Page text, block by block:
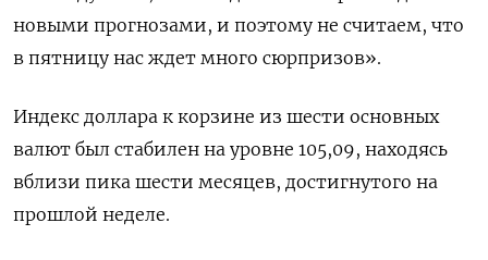
новыми прогнозами, и поэтому не считаем, что
в пятницу нас ждет много сюрпризов».
Индекс доллара к корзине из шести основных
валют был стабилен на уровне 105,09, находясь
вблизи пика шести месяцев, достигнутого на
прошлой неделе.